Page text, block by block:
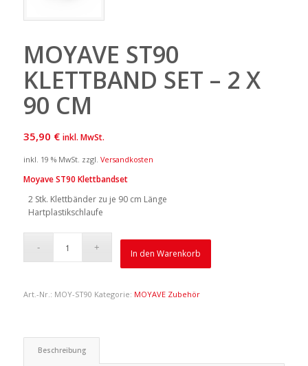
MOYAVE ST90
KLETTBAND SET – 2 X
90 CM
35,90 € inkl. MwSt.
inkl. 19 % MwSt. zzgl. Versandkosten
Moyave ST90 Klettbandset
2 Stk. Klettbänder zu je 90 cm Länge
Hartplastikschlaufe
In den Warenkorb
Art.-Nr.: MOY-ST90 Kategorie: MOYAVE Zubehör
Beschreibung